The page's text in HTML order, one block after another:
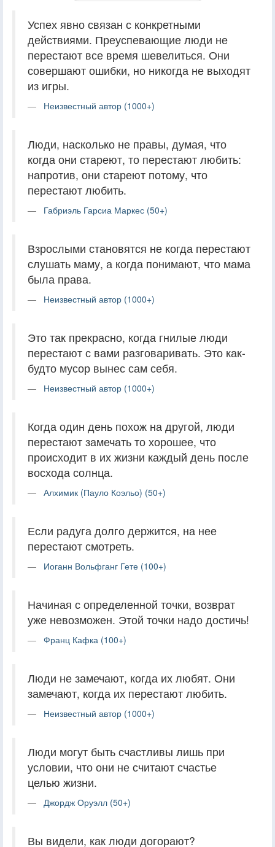
Успех явно связан с конкретными
действиями. Преуспевающие люди не
перестают все время шевелиться. Они
совершают ошибки, но никогда не выходят
из игры.
Неизвестный автор (1000+)
Люди, насколько не правы, думая, что
когда они стареют, то перестают любить:
напротив, они стареют потому, что
перестают любить.
Габриэль Гарсиа Маркес (50+)
Взрослыми становятся не когда перестают
слушать маму, а когда понимают, что мама
была права.
Неизвестный автор (1000+)
Это так прекрасно, когда гнилые люди
перестают с вами разговаривать. Это как-
будто мусор вынес сам себя.
Неизвестный автор (1000+)
Когда один день похож на другой, люди
перестают замечать то хорошее, что
происходит в их жизни каждый день после
восхода солнца.
Алхимик (Пауло Коэльо) (50+)
Если радуга долго держится, на нее
перестают смотреть.
Иоганн Вольфганг Гете (100+)
Начиная с определенной точки, возврат
уже невозможен. Этой точки надо достичь!
Франц Кафка (100+)
Люди не замечают, когда их любят. Они
замечают, когда их перестают любить.
Неизвестный автор (1000+)
Люди могут быть счастливы лишь при
условии, что они не считают счастье
целью жизни.
Джордж Оруэлл (50+)
Вы видели, как люди догорают?